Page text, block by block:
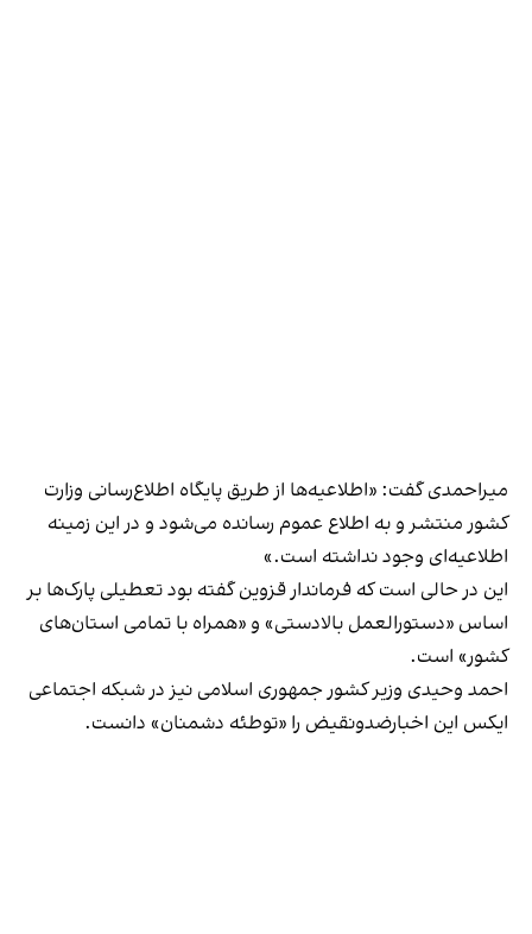
میراحمدی گفت: «اطلاعیه‌ها از طریق پایگاه اطلاع‌رسانی وزارت
کشور منتشر و به اطلاع عموم رسانده می‌شود و در این زمینه
اطلاعیه‌ای وجود نداشته است.»
این در حالی است که فرماندار قزوین گفته بود تعطیلی پارک‌ها بر
اساس «دستورالعمل بالادستی» و «همراه با تمامی استان‌های
کشور» است.
احمد وحیدی وزیر کشور جمهوری اسلامی نیز در شبکه اجتماعی
ایکس این اخبارضدونقیض را «توطئه دشمنان» دانست.